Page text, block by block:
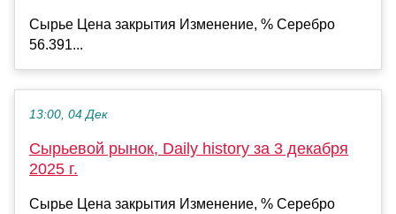
Сырье Цена закрытия Изменение, % Серебро
56.391...
13:00, 04 Дек
Сырьевой рынок, Daily history за 3 декабря
2025 г.
Сырье Цена закрытия Изменение, % Серебро